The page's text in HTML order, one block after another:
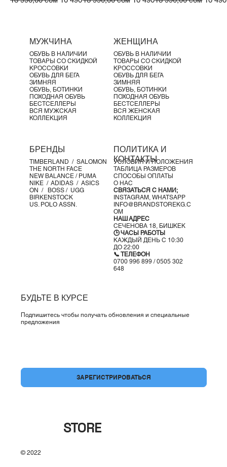
МУЖЧИНА
ОБУВЬ В НАЛИЧИИ
ТОВАРЫ СО СКИДКОЙ
КРОССОВКИ
ОБУВЬ ДЛЯ БЕГА
ЗИМНЯЯ
ОБУВЬ, БОТИНКИ
ПОХОДНАЯ ОБУВЬ
БЕСТСЕЛЛЕРЫ
ВСЯ МУЖСКАЯ
КОЛЛЕКЦИЯ
ЖЕНЩИНА
ОБУВЬ В НАЛИЧИИ
ТОВАРЫ СО СКИДКОЙ
КРОССОВКИ
ОБУВЬ ДЛЯ БЕГА
ЗИМНЯЯ
ОБУВЬ, БОТИНКИ
ПОХОДНАЯ ОБУВЬ
БЕСТСЕЛЛЕРЫ
ВСЯ ЖЕНСКАЯ
КОЛЛЕКЦИЯ
БРЕНДЫ
TIMBERLAND / SALOMON
THE NORTH FACE
NEW BALANCE / PUMA
NIKE / ADIDAS / ASICS
ON / BOSS / UGG
BIRKENSTOCK
US. POLO ASSN.
ПОЛИТИКА И
КОНТАКТЫ
УСЛОВИЯ И ПОЛОЖЕНИЯ
ТАБЛИЦА РАЗМЕРОВ
СПОСОБЫ ОПЛАТЫ
О НАС
СВЯЗАТЬСЯ С НАМИ;
INSTAGRAM, WHATSAPP
INFO@BRANDSTOREKG.C
OM
НАШ АДРЕС
СЕЧЕНОВА 18, БИШКЕК
🕒 ЧАСЫ РАБОТЫ
КАЖДЫЙ ДЕНЬ С 10:30
ДО 22:00
📞 ТЕЛЕФОН
0700 996 899 / 0505 302
648
БУДЬТЕ В КУРСЕ
Подпишитесь чтобы получать обновления и специальные
предложения
ЗАРЕГИСТРИРОВАТЬСЯ
STORE
© 2022